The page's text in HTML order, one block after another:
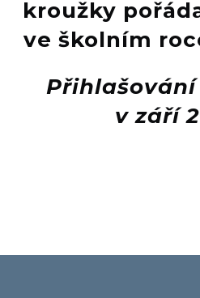
kroužky
ve školním
v září